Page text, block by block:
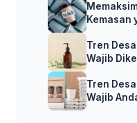
Kemasan
Tren
Wajib
Tren
Wajib